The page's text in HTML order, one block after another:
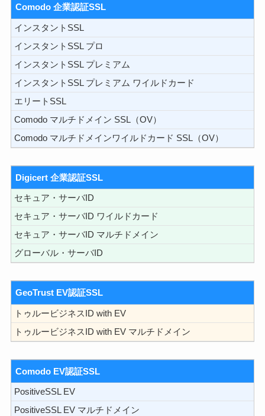
Comodo 企業認証SSL
インスタントSSL
インスタントSSL プロ
インスタントSSL プレミアム
インスタントSSL プレミアム ワイルドカード
エリートSSL
Comodo マルチドメイン SSL（OV）
Comodo マルチドメインワイルドカード SSL（OV）
Digicert 企業認証SSL
セキュア・サーバID
セキュア・サーバID ワイルドカード
セキュア・サーバID マルチドメイン
グローバル・サーバID
GeoTrust EV認証SSL
トゥルービジネスID with EV
トゥルービジネスID with EV マルチドメイン
Comodo EV認証SSL
PositiveSSL EV
PositiveSSL EV マルチドメイン